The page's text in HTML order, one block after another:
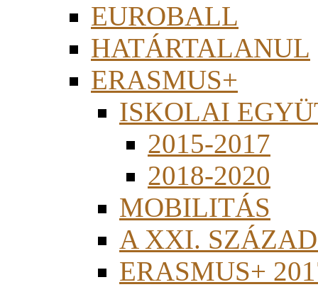
EUROBALL
HATÁRTALANUL
ERASMUS+
ISKOLAI
2015-2017
2018-2020
MOBILITÁS
A XXI.
ERASMUS+